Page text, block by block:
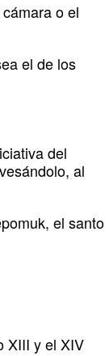
o el
el de los
del
al
el santo
XIII y el XIV